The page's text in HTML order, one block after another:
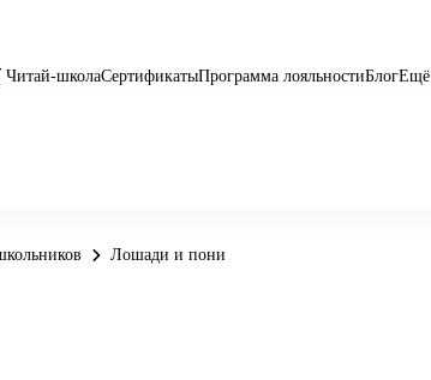
Читай-школаСертификатыПрограмма лояльностиБлогЕщё
Лошади и пони